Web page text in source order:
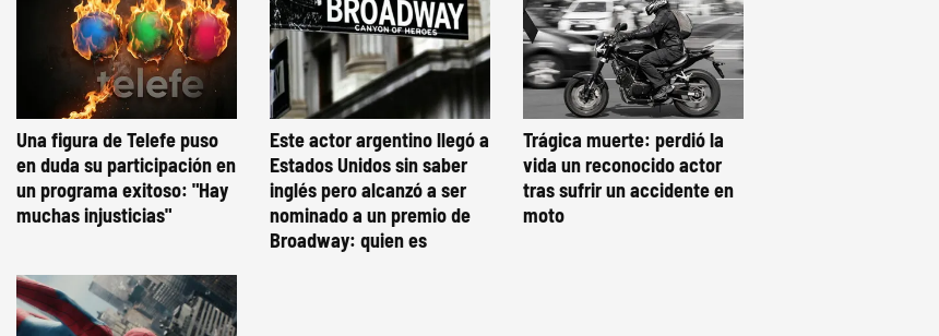
Una figura de Telefe puso
en duda su participación en
un programa exitoso: "Hay
muchas injusticias"
Este actor argentino llegó a
Estados Unidos sin saber
inglés pero alcanzó a ser
nominado a un premio de
Broadway: quien es
Trágica muerte: perdió la
vida un reconocido actor
tras sufrir un accidente en
moto